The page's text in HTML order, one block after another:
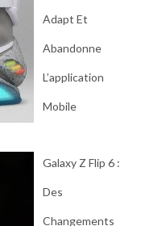
Adapt Et
Abandonne
L’application
Mobile
Galaxy Z Flip 6 :
Des
Changements